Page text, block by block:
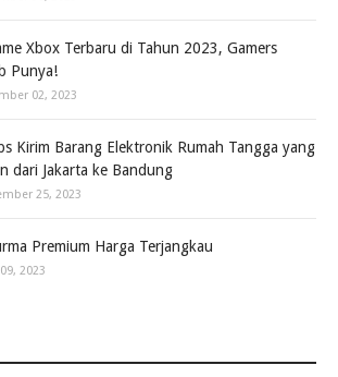
Xbox Terbaru di Tahun 2023, Gamers
Punya!
02, 2023
Kirim Barang Elektronik Rumah Tangga yang
dari Jakarta ke Bandung
25, 2023
Premium Harga Terjangkau
2023